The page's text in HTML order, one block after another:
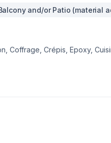
and/or Patio (material
Coffrage, Crépis, Epoxy,